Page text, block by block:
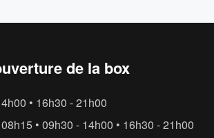
de la box
• 16h30 - 21h00
• 09h30 - 14h00 • 16h30 - 21h00